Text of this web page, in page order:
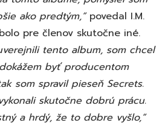
ako predtým,“povedal I.M.
pre členov skutočne iné.
tento album, som chcel
byť producentom
som spravil pieseň Secrets.
skutočne dobrú prácu.
a hrdý, že to dobre vyšlo,“